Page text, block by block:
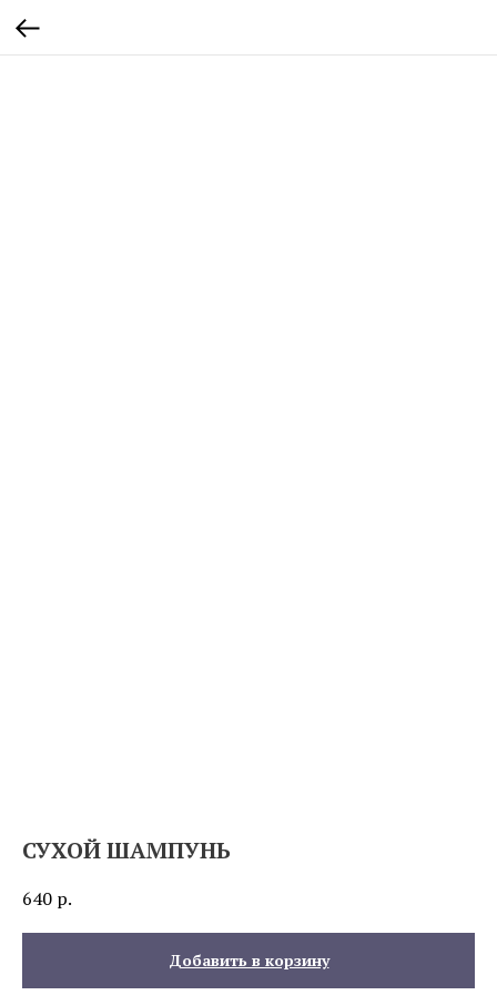
СУХОЙ ШАМПУНЬ
640 р.
Добавить в корзину